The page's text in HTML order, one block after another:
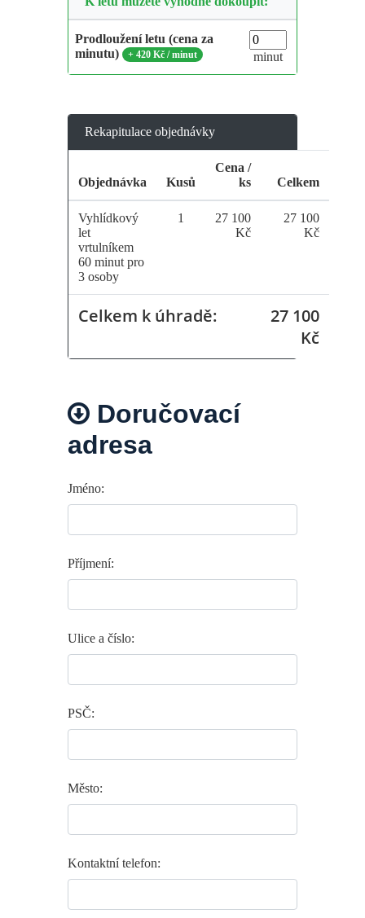
Prodloužení letu (cena za
minutu)
+420 Kč / minut minut
Rekapitulace objednávky
Objednávka Kusů
Cena /
ks
Celkem
Vyhlídkový
let
vrtulníkem
60 minut pro
3 osoby
1
27 100
Kč
27 100
Kč
Celkem k úhradě:
27 100
Kč
Doručovací
adresa
Jméno:
Příjmení:
Ulice a číslo:
PSČ:
Město:
Kontaktní telefon: